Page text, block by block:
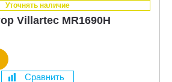
Уточнять наличие
Villartec MR1690H
Сравнить